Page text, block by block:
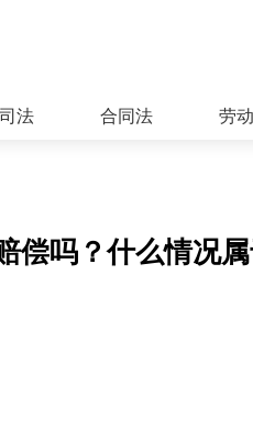
法 合同法 劳
偿吗？什么情况